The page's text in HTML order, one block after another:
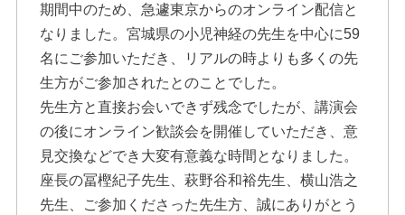
期間中のため、急遽東京からのオンライン配信と
なりました。宮城県の小児神経の先生を中心に59
名にご参加いただき、リアルの時よりも多くの先
生方がご参加されたとのことでした。
先生方と直接お会いできず残念でしたが、講演会
の後にオンライン歓談会を開催していただき、意
見交換などでき大変有意義な時間となりました。
座長の冨樫紀子先生、萩野谷和裕先生、横山浩之
先生、ご参加くださった先生方、誠にありがとう